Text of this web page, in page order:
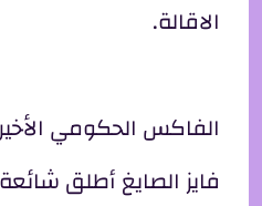
الاقالة.
الفاكس الحكومي
فايز الصايغ أطلق